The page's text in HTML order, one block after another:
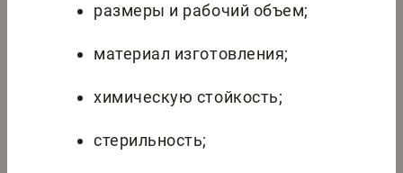
размеры и рабочий объем;
материал изготовления;
химическую стойкость;
стерильность;